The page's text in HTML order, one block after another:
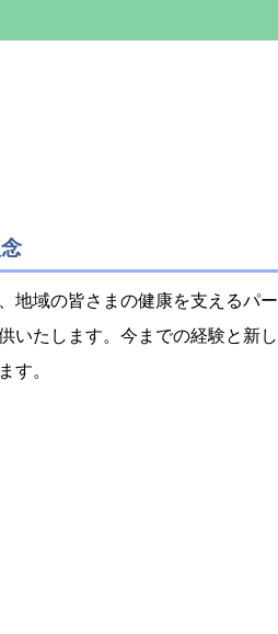
地域の皆さまの健康を支えるパ
いたします。 今までの経験と新
す。